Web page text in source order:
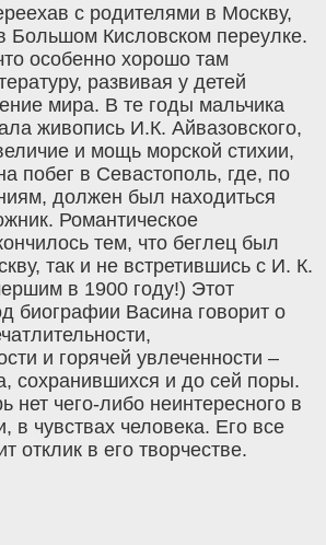
с родителями в Москву,
Большом Кисловском переулке.
особенно хорошо там
развивая у детей
мира. В те годы мальчика
живопись И.К. Айвазовского,
и мощь морской стихии,
побег в Севастополь, где, по
должен был находиться
Романтическое
тем, что беглец был
так и не встретившись с И. К.
в 1900 году!) Этот
биографии Васина говорит о
и горячей увлеченности –
сохранившихся и до сей поры.
нет чего-либо неинтересного в
в чувствах человека. Его все
отклик в его творчестве.